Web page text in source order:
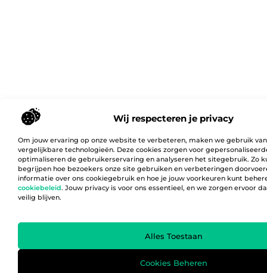
Wij respecteren je privacy
Om jouw ervaring op onze website te verbeteren, maken we gebruik
vergelijkbare technologieën. Deze cookies zorgen voor
optimaliseren de gebruikerservaring en analyseren het sitegebruik. Zo
begrijpen hoe bezoekers onze site gebruiken en verbeteringen
informatie over ons cookiegebruik en hoe je jouw voorkeuren kunt
cookiebeleid. Jouw privacy is voor ons essentieel, en we zorgen ervoor
veilig blijven.
Alles Toestaan
Cookies Beheren